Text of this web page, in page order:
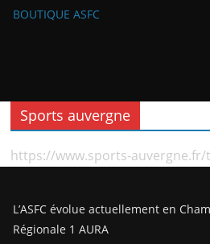
BOUTIQUE ASFC
Sports auvergne
https://www.sports-
L’ASFC évolue actuellement en
Régionale 1 AURA